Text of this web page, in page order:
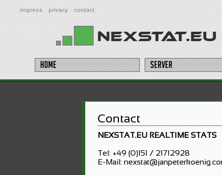
impress privacy contact
Home Server
Contact
NEXSTAT.EU REALTIME STATS
Tel: +49 (0)151 / 21712928
E-Mail: